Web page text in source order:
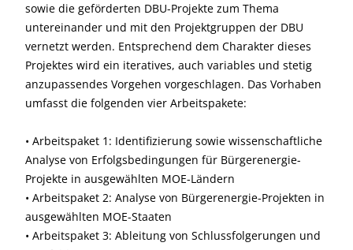
sowie die geförderten DBU-Projekte zum Thema
untereinander und mit den Projektgruppen der DBU
vernetzt werden. Entsprechend dem Charakter dieses
Projektes wird ein iteratives, auch variables und stetig
anzupassendes Vorgehen vorgeschlagen. Das Vorhaben
umfasst die folgenden vier Arbeitspakete:
• Arbeitspaket 1: Identifizierung sowie wissenschaftliche
Analyse von Erfolgsbedingungen für Bürgerenergie-
Projekte in ausgewählten MOE-Ländern
• Arbeitspaket 2: Analyse von Bürgerenergie-Projekten in
ausgewählten MOE-Staaten
• Arbeitspaket 3: Ableitung von Schlussfolgerungen und